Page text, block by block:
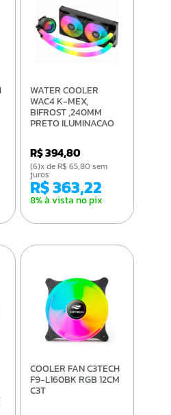
WATER COOLER
WAC4 K-MEX,
BIFROST ,240MM
PRETO ILUMINACAO
R$ 394,80
R$ 363,22
8% à vista no pix
(6)x de R$ 65,80 sem
juros
COOLER FAN C3TECH
F9-L160BK RGB 12CM
C3T